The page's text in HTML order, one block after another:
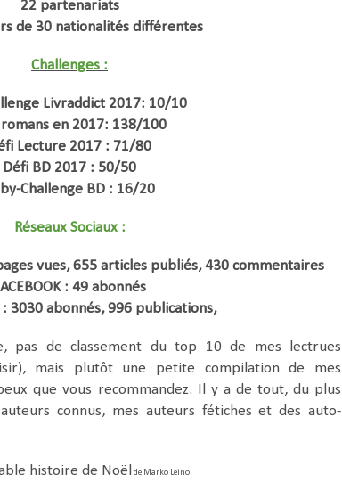
22 partenariats
de 30 nationalités différentes
Challenges :
Livraddict 2017: 10/10
en 2017: 138/100
Lecture 2017 : 71/80
Défi BD 2017 : 50/50
Challenge BD : 16/20
Réseaux Sociaux :
vues, 655 articles publiés, 430 commentaires
: 49 abonnés
: 3030 abonnés, 996 publications,
pas de classement du top 10 de mes lectrues
mais plutôt une petite compilation de mes
que vous recommandez. Il y a de tout, du plus
connus, mes auteurs fétiches et des auto-
histoire de Noël de Marko Leino